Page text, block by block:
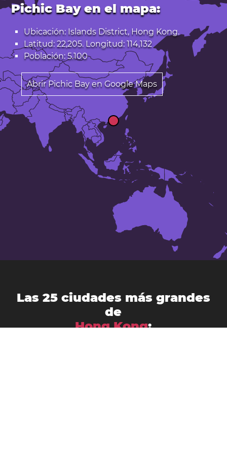
Pichic Bay en el mapa:
Ubicación: Islands District, Hong Kong.
Latitud: 22,205. Longitud: 114,132
Población: 5.100
Abrir Pichic Bay en Google Maps
Las 25 ciudades más grandes
de
Hong Kong: